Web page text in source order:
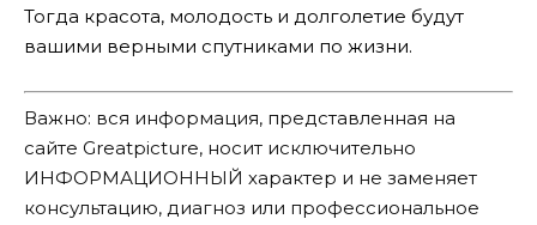
Тогда красота, молодость и долголетие будут
вашими верными спутниками по жизни.
Важно: вся информация, представленная на
сайте Greatpicture, носит исключительно
ИНФОРМАЦИОННЫЙ характер и не заменяет
консультацию, диагноз или профессиональное